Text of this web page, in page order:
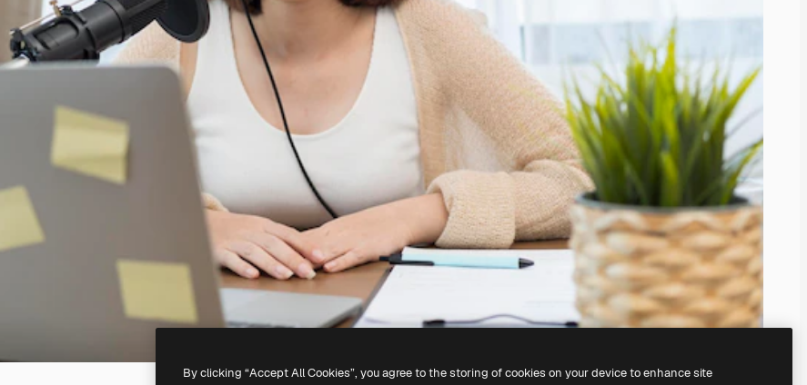
By clicking “Accept All Cookies”, you agree to the storing of cookies on your device to enhance site